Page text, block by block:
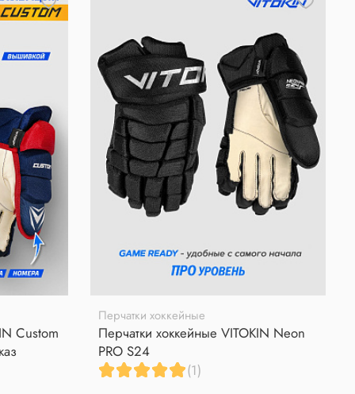
Custom
Перчатки хоккейные
Перчатки хоккейные VITOKIN Neon
PRO S24
(1)